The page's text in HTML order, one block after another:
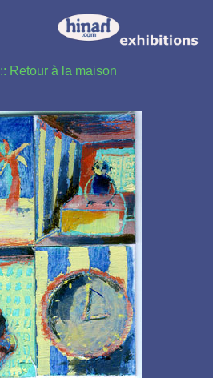
:: Retour à la maison